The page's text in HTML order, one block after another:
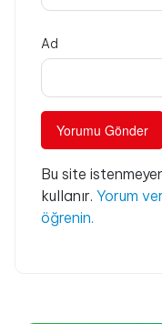
Ad
Bu site
kullanır. Yorum
öğrenin.